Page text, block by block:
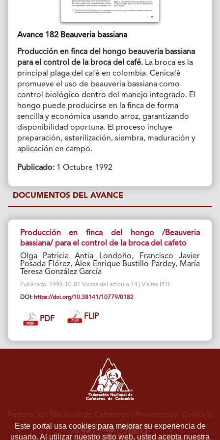
Avance 182 Beauveria bassiana
Producción en finca del hongo beauveria bassiana
para el control de la broca del café. La broca es la
principal plaga del café en colombia. Cenicafé
promueve el uso de beauveria bassiana como
control biológico dentro del manejo integrado. El
hongo puede producirse en la finca de forma
sencilla y económica usando arroz, garantizando
disponibilidad oportuna. El proceso incluye
preparación, esterilización, siembra, maduración y
aplicación en campo.
Publicado:1 Octubre 1992
DOCUMENTOS DEL AVANCE
Producción en finca del hongo /Beauveria
bassiana/ para el control de la broca del cafeto
Olga Patricia Antia Londoño, Francisco Javier
Posada Flórez, Álex Enrique Bustillo Pardey, María
Teresa González García
Publicado: 1992-10-01 Visitas del artículo 74 | Visitas PDF
DOI: https://doi.org/10.38141/10779/0182
PDF FLIP
Este portal usa cookies para mejorar su experiencia de
usuario. Al utilizar nuestro sitio web, usted acepta nuestra
Federación Nacional de Cafeteros | Powered by: Cenicafé